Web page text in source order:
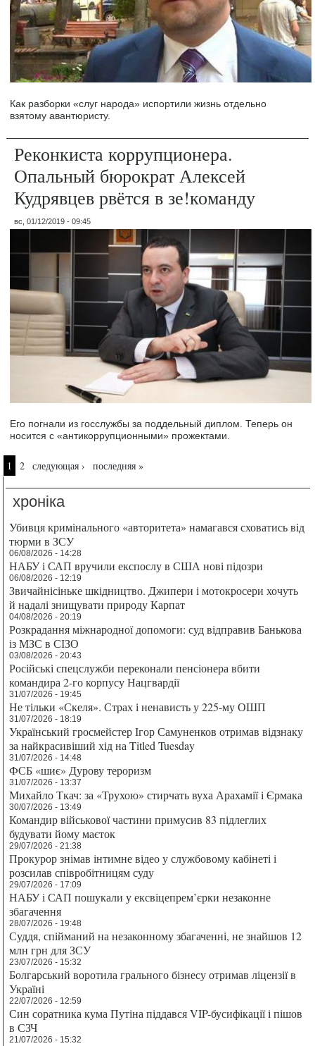
Как разборки «слуг народа» испортили жизнь отдельно
взятому авантюристу.
Реконкиста коррупционера.
Опальный бюрократ Алексей
Кудрявцев рвётся в зе!команду
вс, 01/12/2019 - 09:45
Его погнали из госслужбы за поддельный диплом. Теперь он
носится с «антикоррупционными» прожектами.
Страницы
1 2 следующая › последняя »
хроніка
Убивця кримінального «авторитета» намагався сховатись від
тюрми в ЗСУ
06/08/2026 - 14:28
НАБУ і САП вручили експослу в США нові підозри
06/08/2026 - 12:19
Звичайнісіньке шкідництво. Джипери і мотокросери хочуть
й надалі знищувати природу Карпат
04/08/2026 - 20:19
Розкрадання міжнародної допомоги: суд відправив Банькова
із МЗС в СІЗО
03/08/2026 - 20:43
Російські спецслужби переконали пенсіонера вбити
командира 2-го корпусу Нацгвардії
31/07/2026 - 19:45
Не тільки «Скеля». Страх і ненависть у 225-му ОШП
31/07/2026 - 18:19
Український гросмейстер Ігор Самуненков отримав відзнаку
за найкрасивіший хід на Titled Tuesday
31/07/2026 - 14:48
ФСБ «шиє» Дурову тероризм
31/07/2026 - 13:37
Михайло Ткач: за «Трухою» стирчать вуха Арахамії і Єрмака
30/07/2026 - 13:49
Командир військової частини примусив 83 підлеглих
будувати йому маєток
29/07/2026 - 21:38
Прокурор знімав інтимне відео у службовому кабінеті і
розсилав співробітницям суду
29/07/2026 - 17:09
НАБУ і САП пошукали у ексвіцепрем’єрки незаконне
збагачення
28/07/2026 - 19:48
Суддя, спійманий на незаконному збагаченні, не знайшов 12
млн грн для ЗСУ
23/07/2026 - 15:32
Болгарський воротила грального бізнесу отримав ліцензії в
Україні
22/07/2026 - 12:59
Син соратника кума Путіна піддався VIP-бусифікації і пішов
в СЗЧ
21/07/2026 - 15:32